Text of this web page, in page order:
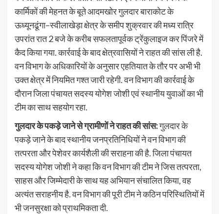
कार्मिकों की मेहनत के बूते आदमखोर गुलदार बाराकोट के
ऊध्यूनढूंगा–स्वीलाखेड़ा क्षेत्र के समीप शुक्रवार की मध्य रात्रि
उपरांत रात 2 बजे के करीब सफलतापूर्वक ट्रेंकुलाइज कर पिंजरे में
कैद किया गया. कार्रवाई के बाद क्षेत्रवासियों ने राहत की सांस ली है.
वन विभाग के अधिकारियों के अनुसार एहतियात के तौर पर अभी भी
उक्त क्षेत्र में नियमित गश्त जारी रहेगी. वन विभाग की कार्रवाई के
दौरान जिला पंचायत सदस्य योगेश जोशी एवं स्थानीय युवाओं का भी
टीम का साथ सहयोग रहा.
गुलदार के पकड़े जाने से ग्रामीणों ने राहत की सांस:गुलदार के
पकड़े जाने के बाद स्थानीय जनप्रतिनिधियों ने वन विभाग की
तत्परता और पेशेवर कार्यशैली की सराहना की है. जिला पंचायत
सदस्य योगेश जोशी ने कहा कि वन विभाग की टीम ने जिस तत्परता,
साहस और जिम्मेदारी के साथ यह अभियान संचालित किया, वह
अत्यंत सराहनीय है. वन विभाग की पूरी टीम ने कठिन परिस्थितियों में
भी जनसुरक्षा को प्राथमिकता दी.